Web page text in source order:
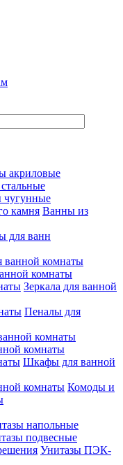
акриловые
Ванны из
для ванн
комнаты
Зеркала для ванной
Пеналы для
комнаты
Шкафы для ванной
Комоды и
напольные
подвесные
Унитазы ПЭК-